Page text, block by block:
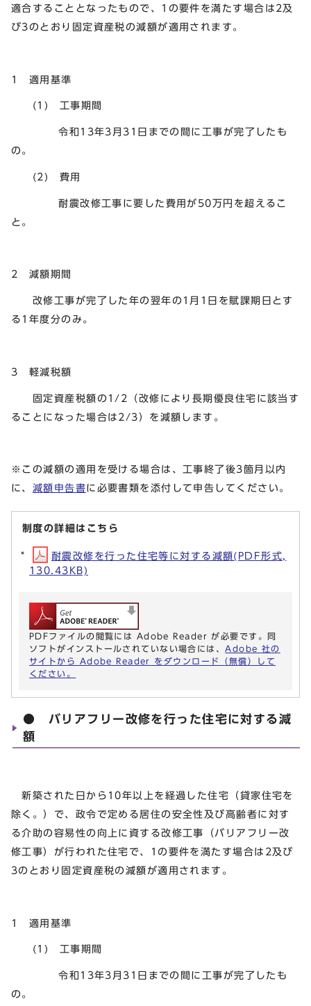
適合することとなったもので、1の要件を満たす場合は2及
び3のとおり固定資産税の減額が適用されます。
1 適用基準
(1) 工事期間
令和13年3月31日までの間に工事が完了したも
の。
(2) 費用
耐震改修工事に要した費用が50万円を超えるこ
と。
2 減額期間
改修工事が完了した年の翌年の1月1日を賦課期日とす
る1年度分のみ。
3 軽減税額
固定資産税額の1/2（改修により長期優良住宅に該当す
ることになった場合は2/3）を減額します。
※この減額の適用を受ける場合は、工事終了後3箇月以内
に、 減額申告書に必要書類を添付して申告してください。
制度の詳細はこちら
耐震改修を行った住宅等に対する減額(PDF形式,
130.43KB)
PDFファイルの閲覧には Adobe Reader が必要です。同
ソフトがインストールされていない場合には、 Adobe 社の
サイトから Adobe Reader をダウンロード（無償）して
ください。
● バリアフリー改修を行った住宅に対する減
額
新築された日から10年以上を経過した住宅（貸家住宅を
除く。）で、政令で定める居住の安全性及び高齢者に対す
る介助の容易性の向上に資する改修工事（バリアフリー改
修工事）が行われた住宅で、1の要件を満たす場合は2及び
3のとおり固定資産税の減額が適用されます。
1 適用基準
(1) 工事期間
令和13年3月31日までの間に工事が完了したも
の。